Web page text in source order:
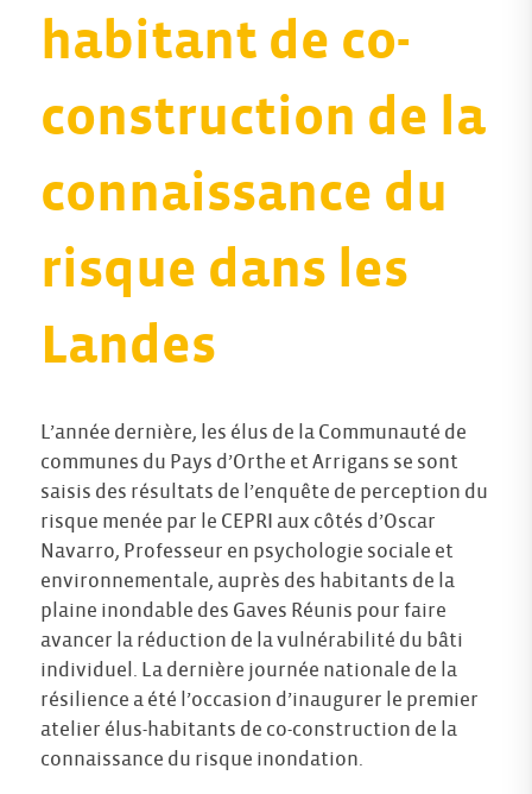
habitant de co-
construction de la
connaissance du
risque dans les
Landes
L’année dernière, les élus de la Communauté de
communes du Pays d’Orthe et Arrigans se sont
saisis des résultats de l’enquête de perception du
risque menée par le CEPRI aux côtés d’Oscar
Navarro, Professeur en psychologie sociale et
environnementale, auprès des habitants de la
plaine inondable des Gaves Réunis pour faire
avancer la réduction de la vulnérabilité du bâti
individuel. La dernière journée nationale de la
résilience a été l’occasion d’inaugurer le premier
atelier élus-habitants de co-construction de la
connaissance du risque inondation.